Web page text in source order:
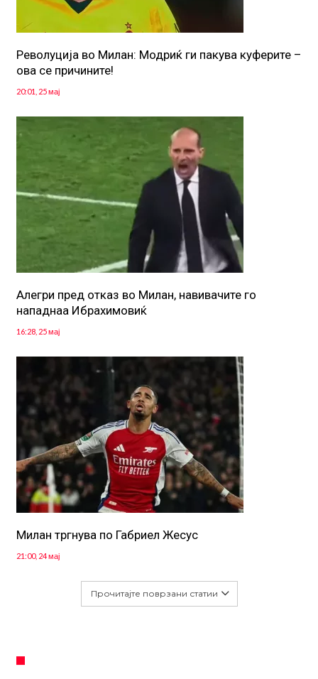
Револуција во Милан: Модриќ ги пакува куферите –
ова се причините!
20:01, 25 мај
Алегри пред отказ во Милан, навивачите го
нападнаа Ибрахимовиќ
16:28, 25 мај
Милан тргнува по Габриел Жесус
21:00, 24 мај
Прочитајте поврзани статии